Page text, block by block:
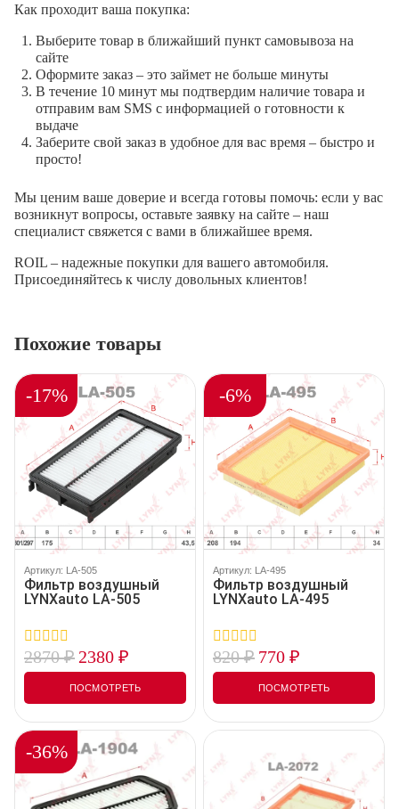
Как проходит ваша покупка:
Выберите товар в ближайший пункт самовывоза на
сайте
Оформите заказ – это займет не больше минуты
В течение 10 минут мы подтвердим наличие товара и
отправим вам SMS с информацией о готовности к
выдаче
Заберите свой заказ в удобное для вас время – быстро и
просто!
Мы ценим ваше доверие и всегда готовы помочь: если у вас
возникнут вопросы, оставьте заявку на сайте – наш
специалист свяжется с вами в ближайшее время.
ROIL – надежные покупки для вашего автомобиля.
Присоединяйтесь к числу довольных клиентов!
Похожие товары
-17%
Артикул: LA-505
Фильтр воздушный
LYNXauto LA-505
0
out
5
2870₽ 2380 ₽
ПОСМОТРЕТЬ
-6%
Артикул: LA-495
Фильтр воздушный
LYNXauto LA-495
0
out
5
820₽ 770 ₽
ПОСМОТРЕТЬ
-36%